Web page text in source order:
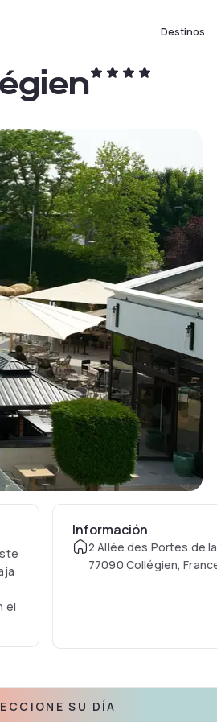
Destinos
el
Información
2 Allée des Portes de
77090 Collégien,
SU DÍA